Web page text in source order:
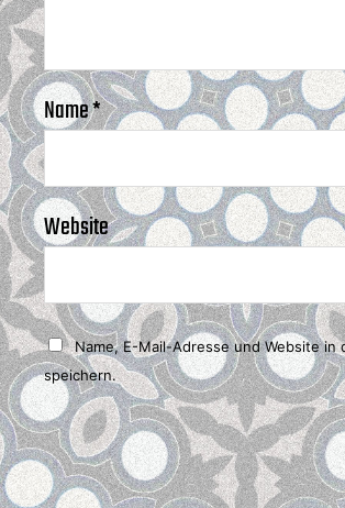
Name*
Website
Name, E-Mail-Adresse und Website
speichern.